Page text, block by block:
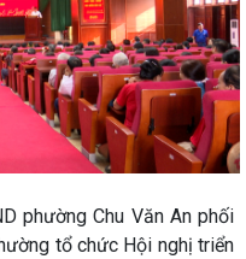
Chu Văn An phối
tổ chức Hội nghị triển